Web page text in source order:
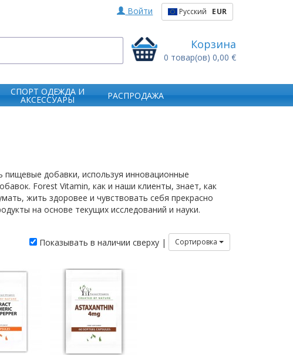
Войти Русский EUR
Корзина
0 товар(ов) 0,00 €
СПОРТ ОДЕЖДА И
АКСЕССУАРЫ
РАСПРОДАЖА
добавки, используя инновационные
Forest Vitamin, как и наши клиенты, знает, как
жить здоровее и чувствовать себя прекрасно
на основе текущих исследований и науки.
Показывать в наличии сверху | Сортировка